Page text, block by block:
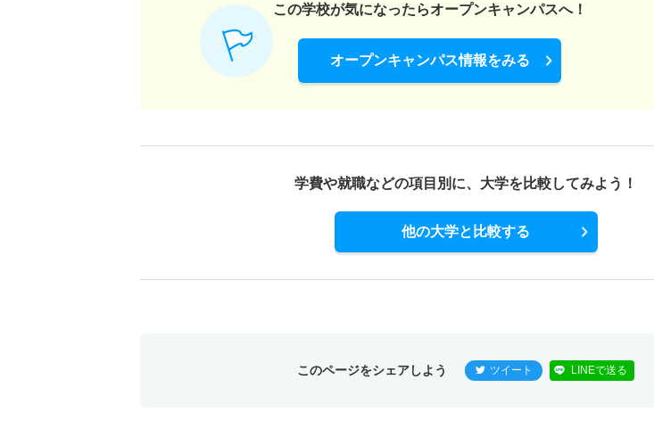
この学校が気になったらオープンキャンパスへ！
オープンキャンパス情報をみる
学費や就職などの項目別に、 大学を比較してみよう！
他の大学と比較する
このページをシェアしよう ツイート LINEで送る